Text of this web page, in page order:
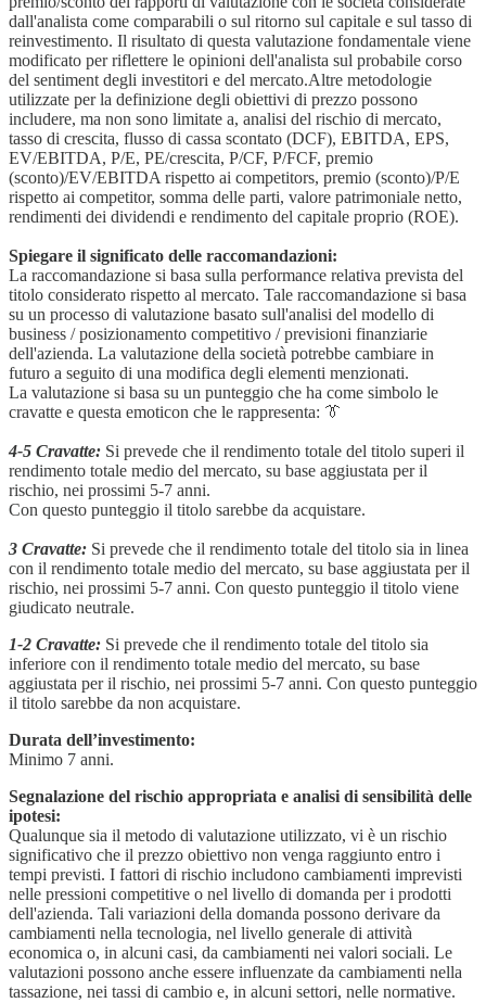
dall'analista come comparabili o sul ritorno sul capitale e sul tasso di
reinvestimento. Il risultato di questa valutazione fondamentale viene
modificato per riflettere le opinioni dell'analista sul probabile corso
del sentiment degli investitori e del mercato.Altre metodologie
utilizzate per la definizione degli obiettivi di prezzo possono
includere, ma non sono limitate a, analisi del rischio di mercato,
tasso di crescita, flusso di cassa scontato (DCF), EBITDA, EPS,
EV/EBITDA, P/E, PE/crescita, P/CF, P/FCF, premio
(sconto)/EV/EBITDA rispetto ai competitors, premio (sconto)/P/E
rispetto ai competitor, somma delle parti, valore patrimoniale netto,
rendimenti dei dividendi e rendimento del capitale proprio (ROE).
Spiegare il significato delle raccomandazioni:
La raccomandazione si basa sulla performance relativa prevista del
titolo considerato rispetto al mercato. Tale raccomandazione si basa
su un processo di valutazione basato sull'analisi del modello di
business / posizionamento competitivo / previsioni finanziarie
dell'azienda. La valutazione della società potrebbe cambiare in
futuro a seguito di una modifica degli elementi menzionati.
La valutazione si basa su un punteggio che ha come simbolo le
cravatte e questa emoticon che le rappresenta: 👔
4-5 Cravatte: Si prevede che il rendimento totale del titolo superi il
rendimento totale medio del mercato, su base aggiustata per il
rischio, nei prossimi 5-7 anni.
Con questo punteggio il titolo sarebbe da acquistare.
3 Cravatte: Si prevede che il rendimento totale del titolo sia in linea
con il rendimento totale medio del mercato, su base aggiustata per il
rischio, nei prossimi 5-7 anni. Con questo punteggio il titolo viene
giudicato neutrale.
1-2 Cravatte: Si prevede che il rendimento totale del titolo sia
inferiore con il rendimento totale medio del mercato, su base
aggiustata per il rischio, nei prossimi 5-7 anni. Con questo punteggio
il titolo sarebbe da non acquistare.
Durata dell’investimento:
Minimo 7 anni.
Segnalazione del rischio appropriata e analisi di sensibilità delle
ipotesi:
Qualunque sia il metodo di valutazione utilizzato, vi è un rischio
significativo che il prezzo obiettivo non venga raggiunto entro i
tempi previsti. I fattori di rischio includono cambiamenti imprevisti
nelle pressioni competitive o nel livello di domanda per i prodotti
dell'azienda. Tali variazioni della domanda possono derivare da
cambiamenti nella tecnologia, nel livello generale di attività
economica o, in alcuni casi, da cambiamenti nei valori sociali. Le
valutazioni possono anche essere influenzate da cambiamenti nella
tassazione, nei tassi di cambio e, in alcuni settori, nelle normative.